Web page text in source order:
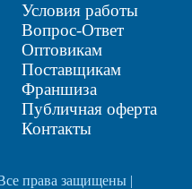
Условия работы
Вопрос-Ответ
Оптовикам
Поставщикам
Франшиза
Публичная оферта
Контакты
права защищены |